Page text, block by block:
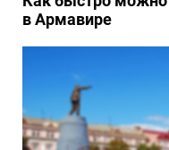
в Армавире